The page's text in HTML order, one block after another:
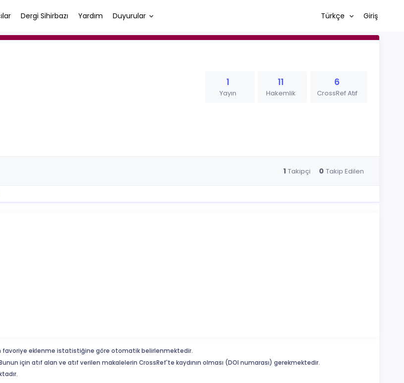
Dergi Sihirbazı Yardım Duyurular Türkçe Giriş
1
Yayın
11
Hakemlik
6
CrossRef Atıf
1 Takipçi 0 Takip Edilen
favoriye eklenme istatistiğine göre otomatik belirlenmektedir.
için atıf alan ve atıf verilen makalelerin CrossRef'te kaydının olması (DOI numarası) gerekmektedir.